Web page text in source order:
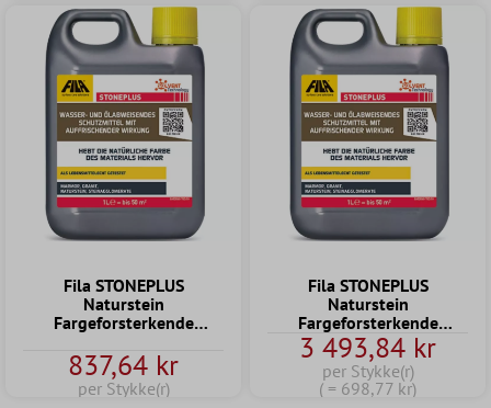
Fila STONEPLUS
Naturstein
Fargeforsterkende
837,64 kr
per Stykke(r)
Fila STONEPLUS
Naturstein
Fargeforsterkende
beskyttelsesmiddel 5 L
3 493,84 kr
per Stykke(r)
( = 698,77 kr)